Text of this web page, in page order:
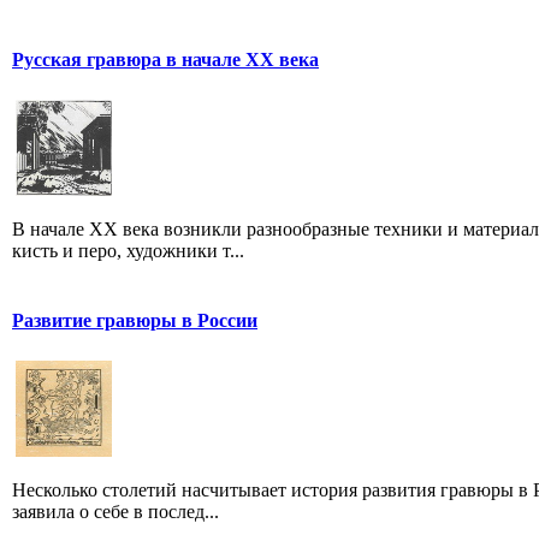
Русская гравюра в начале XX века
В начале XX века возникли разнообразные техники и
кисть и перо, художники т...
Развитие гравюры в России
Несколько столетий насчитывает история развития гравюры в
заявила о себе в послед...